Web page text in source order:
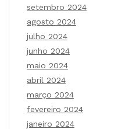
setembro 2024
agosto 2024
julho 2024
junho 2024
maio 2024
abril 2024
março 2024
fevereiro 2024
janeiro 2024